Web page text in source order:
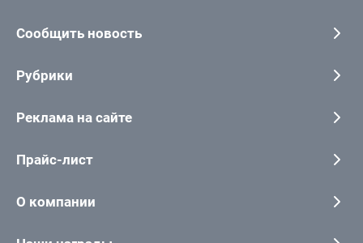
Сообщить новость
Рубрики
Реклама на сайте
Прайс-лист
О компании